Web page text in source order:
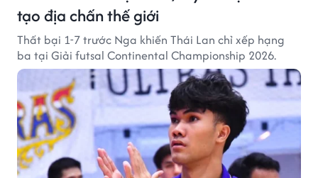
tạo địa chấn thế giới
Thất bại 1-7 trước Nga khiến Thái Lan chỉ xếp hạng
ba tại Giải futsal Continental Championship 2026.